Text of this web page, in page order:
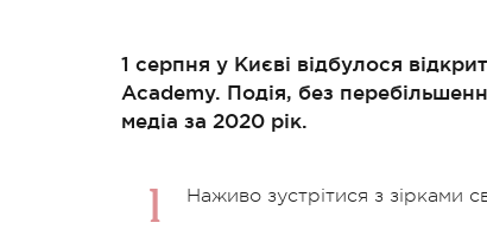
1 серпня у Києві відбулося
Academy. Подія, без
медіа за 2020 рік.
Наживо зустрітися з зірками